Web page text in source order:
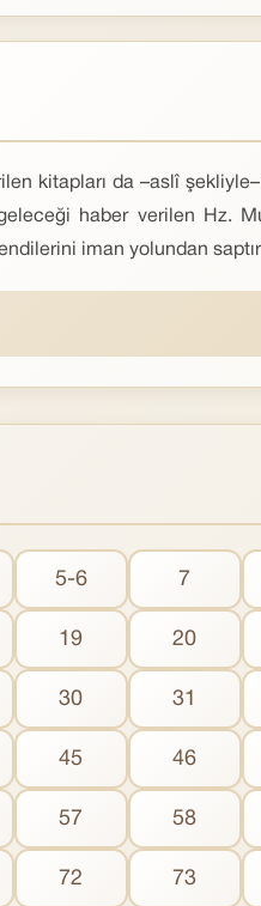
kitapları da –aslî
haber verilen Hz.
iman yolundan
5-6 7
19 20
30 31
45 46
57 58
72 73